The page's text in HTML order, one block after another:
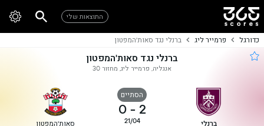
התוצאות שלי
כדורגל פרמייר ליג ברנלי נגד סאות'המפטון
ברנלי נגד סאות'המפטון
אנגליה, פרמייר ליג, מחזור 30
ברנלי
הסתיים
2
-
0
21/04 סאות'המפטון